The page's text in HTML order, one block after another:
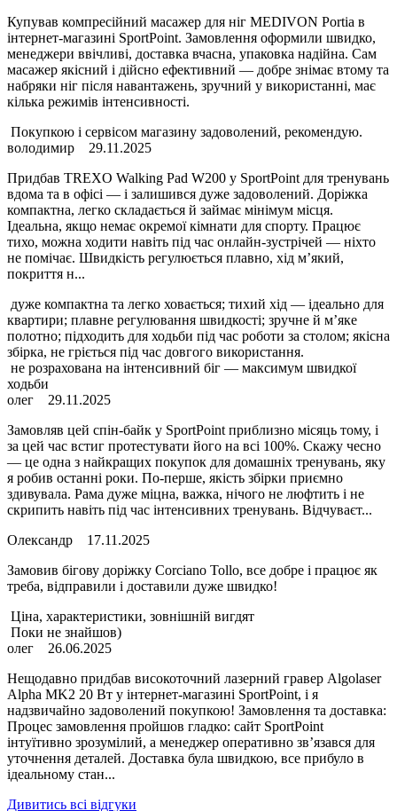
Купував компресійний масажер для ніг MEDIVON Portia в
інтернет-магазині SportPoint. Замовлення оформили швидко,
менеджери ввічливі, доставка вчасна, упаковка надійна. Сам
масажер якісний і дійсно ефективний — добре знімає втому та
набряки ніг після навантажень, зручний у використанні, має
кілька режимів інтенсивності.
Покупкою і сервісом магазину задоволений, рекомендую.
володимир
29.11.2025
Придбав TREXO Walking Pad W200 у SportPoint для тренувань
вдома та в офісі — і залишився дуже задоволений. Доріжка
компактна, легко складається й займає мінімум місця.
Ідеальна, якщо немає окремої кімнати для спорту. Працює
тихо, можна ходити навіть під час онлайн-зустрічей — ніхто
не помічає. Швидкість регулюється плавно, хід м’який,
покриття н...
дуже компактна та легко ховається; тихий хід — ідеально для
квартири; плавне регулювання швидкості; зручне й м’яке
полотно; підходить для ходьби під час роботи за столом; якісна
збірка, не гріється під час довгого використання.
не розрахована на інтенсивний біг — максимум швидкої
ходьби
олег
29.11.2025
Замовляв цей спін-байк у SportPoint приблизно місяць тому, і
за цей час встиг протестувати його на всі 100%. Скажу чесно
— це одна з найкращих покупок для домашніх тренувань, яку
я робив останні роки. По-перше, якість збірки приємно
здивувала. Рама дуже міцна, важка, нічого не люфтить і не
скрипить навіть під час інтенсивних тренувань. Відчуваєт...
Олександр
17.11.2025
Замовив бігову доріжку Corciano Tollo, все добре і працює як
треба, відправили і доставили дуже швидко!
Ціна, характеристики, зовнішній вигдят
Поки не знайшов)
олег
26.06.2025
Нещодавно придбав високоточний лазерний гравер Algolaser
Alpha MK2 20 Вт у інтернет-магазині SportPoint, і я
надзвичайно задоволений покупкою! Замовлення та доставка:
Процес замовлення пройшов гладко: сайт SportPoint
інтуїтивно зрозумілий, а менеджер оперативно зв’язався для
уточнення деталей. Доставка була швидкою, все прибуло в
ідеальному стан...
Дивитись всі відгуки